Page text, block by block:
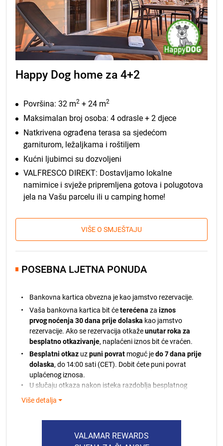
Happy Dog home za 4+2
Površina: 32 m2 + 24 m2
Maksimalan broj osoba: 4 odrasle + 2 djece
Natkrivena ograđena terasa sa sjedećom
garniturom, ležaljkama i roštiljem
Kućni ljubimci su dozvoljeni
VALFRESCO DIREKT: Dostavljamo lokalne
namirnice i svježe pripremljena gotova i polugotova
jela na Vašu parcelu ili u camping home!
VIŠE O SMJEŠTAJU
POSEBNA LJETNA PONUDA
Bankovna kartica obvezna je kao jamstvo rezervacije.
Vaša bankovna kartica bit ćeterećena za iznos
prvog noćenja 30 dana prije dolaska kao jamstvo
rezervacije. Ako se rezervacija otkažeunutar roka za
besplatno otkazivanje, naplaćeni iznos bit će vraćen.
Besplatni otkaz uzpuni povrat moguć jedo 7 dana prije
dolaska, do 14:00 sati (CET). Dobit ćete puni povrat
uplaćenog iznosa.
U slučaju otkaza nakon isteka razdoblja besplatnog
otkazivanja, naplaćeni iznos neće biti vraćen.
obaviješteni. Ako ne budemo mogli teretiti vašu
rezervaciju sukladno našim pravilima.
Više detalja
VALAMAR REWARDS